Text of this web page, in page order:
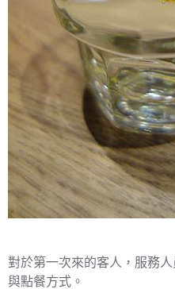
對於第一次來的客人，服務
與點餐方式。